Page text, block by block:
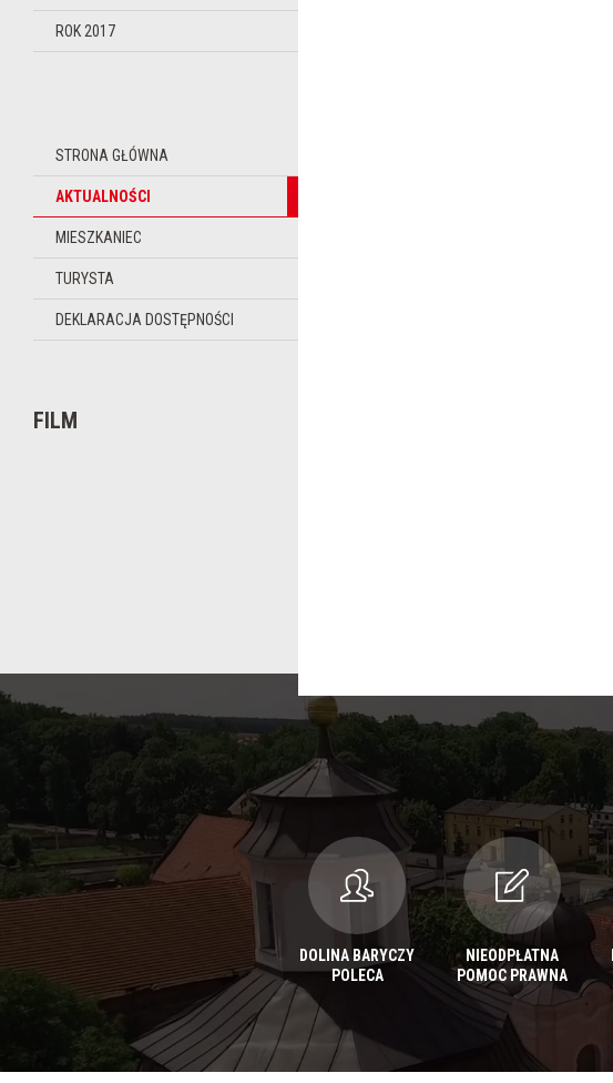
ROK 2017
STRONA GŁÓWNA
AKTUALNOŚCI
MIESZKANIEC
TURYSTA
DEKLARACJA DOSTĘPNOŚCI
FILM
DOLINA BARYCZY
POLECA
NIEODPŁATNA
POMOC PRAWNA